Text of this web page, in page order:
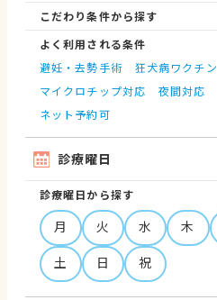
こだわり条件から探す
よく利用される条件
避妊・去勢手術
狂犬病ワクチン
マイクロチップ対応
夜間対応
ネット予約可
診療曜日
診療曜日から探す
月 火 水 木
土
日 祝